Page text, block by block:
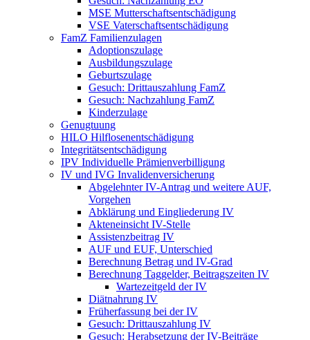
MSE Mutterschaftsentschädigung
VSE Vaterschaftsentschädigung
FamZ Familienzulagen
Adoptionszulage
Ausbildungszulage
Geburtszulage
Gesuch: Drittauszahlung FamZ
Gesuch: Nachzahlung FamZ
Kinderzulage
Genugtuung
HILO Hilflosenentschädigung
Integritätsentschädigung
IPV Individuelle Prämienverbilligung
IV und IVG Invalidenversicherung
Abgelehnter IV-Antrag und weitere AUF,
Vorgehen
Abklärung und Eingliederung IV
Akteneinsicht IV-Stelle
Assistenzbeitrag IV
AUF und EUF, Unterschied
Berechnung Betrag und IV-Grad
Berechnung Taggelder, Beitragszeiten IV
Wartezeitgeld der IV
Diätnahrung IV
Früherfassung bei der IV
Gesuch: Drittauszahlung IV
Gesuch: Herabsetzung der IV-Beiträge